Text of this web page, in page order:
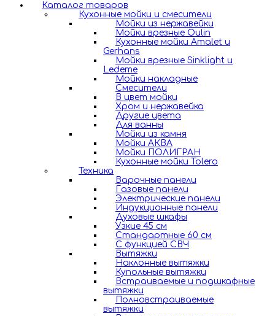
Каталог товаров
Кухонные мойки и смесители
Мойки из нержавейки
Мойки врезные Oulin
Кухонные мойки Amalet и
Gerhans
Мойки врезные Sinklight и
Ledeme
Мойки накладные
Смесители
В цвет мойки
Хром и нержавейка
Другие цвета
Для ванны
Мойки из камня
Мойки АКВА
Мойки ПОЛИГРАН
Кухонные мойки Tolero
Техника
Варочные панели
Газовые панели
Электрические панели
Индукционные панели
Духовые шкафы
Узкие 45 см
Стандартные 60 см
С функцией СВЧ
Вытяжки
Наклонные вытяжки
Купольные вытяжки
Встраиваемые и подшкафные
вытяжки
Полновстраиваемые
вытяжки